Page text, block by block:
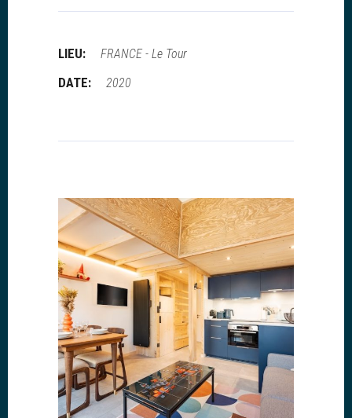
LIEU: FRANCE - Le Tour
DATE: 2020